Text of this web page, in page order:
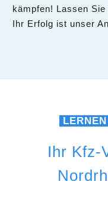
kämpfen! Lassen
Ihr Erfolg ist unser
Ihr Kfz-